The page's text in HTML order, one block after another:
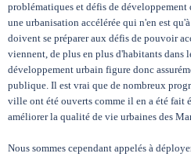
problématiques et défis de
une urbanisation accélérée qui n'en est
doivent se préparer aux défis de pouvoir
viennent, de plus en plus d'habitants dans
développement urbain figure donc
publique. Il est vrai que de nombreux
ville ont été ouverts comme il en a été fait
améliorer la qualité de vie urbaines des
Nous sommes cependant appelés à